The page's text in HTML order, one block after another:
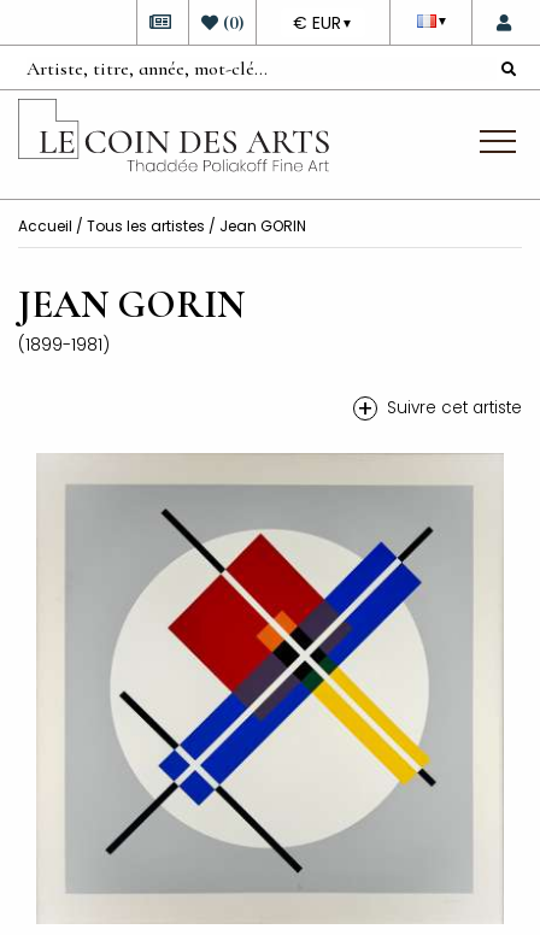
▼
DEVISE
€ EUR ▼
(0)
Accueil / Tous les artistes / Jean GORIN
JEAN GORIN
(1899-1981)
+ Suivre cet artiste